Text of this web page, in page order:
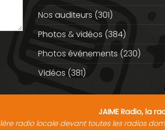
Nos auditeurs (301)
Photos & vidéos (384)
Photos événements (230)
Vidéos (381)
JAIME Radio, la
1ère radio locale devant toutes les radios